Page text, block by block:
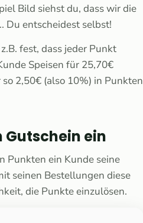
Bild siehst du, dass wir die
Du entscheidest selbst!
fest, dass jeder Punkt
Speisen für 25,70€
2,50€ (also 10%) in Punkten
Gutschein ein
Punkten ein Kunde seine
seinen Bestellungen diese
die Punkte einzulösen.